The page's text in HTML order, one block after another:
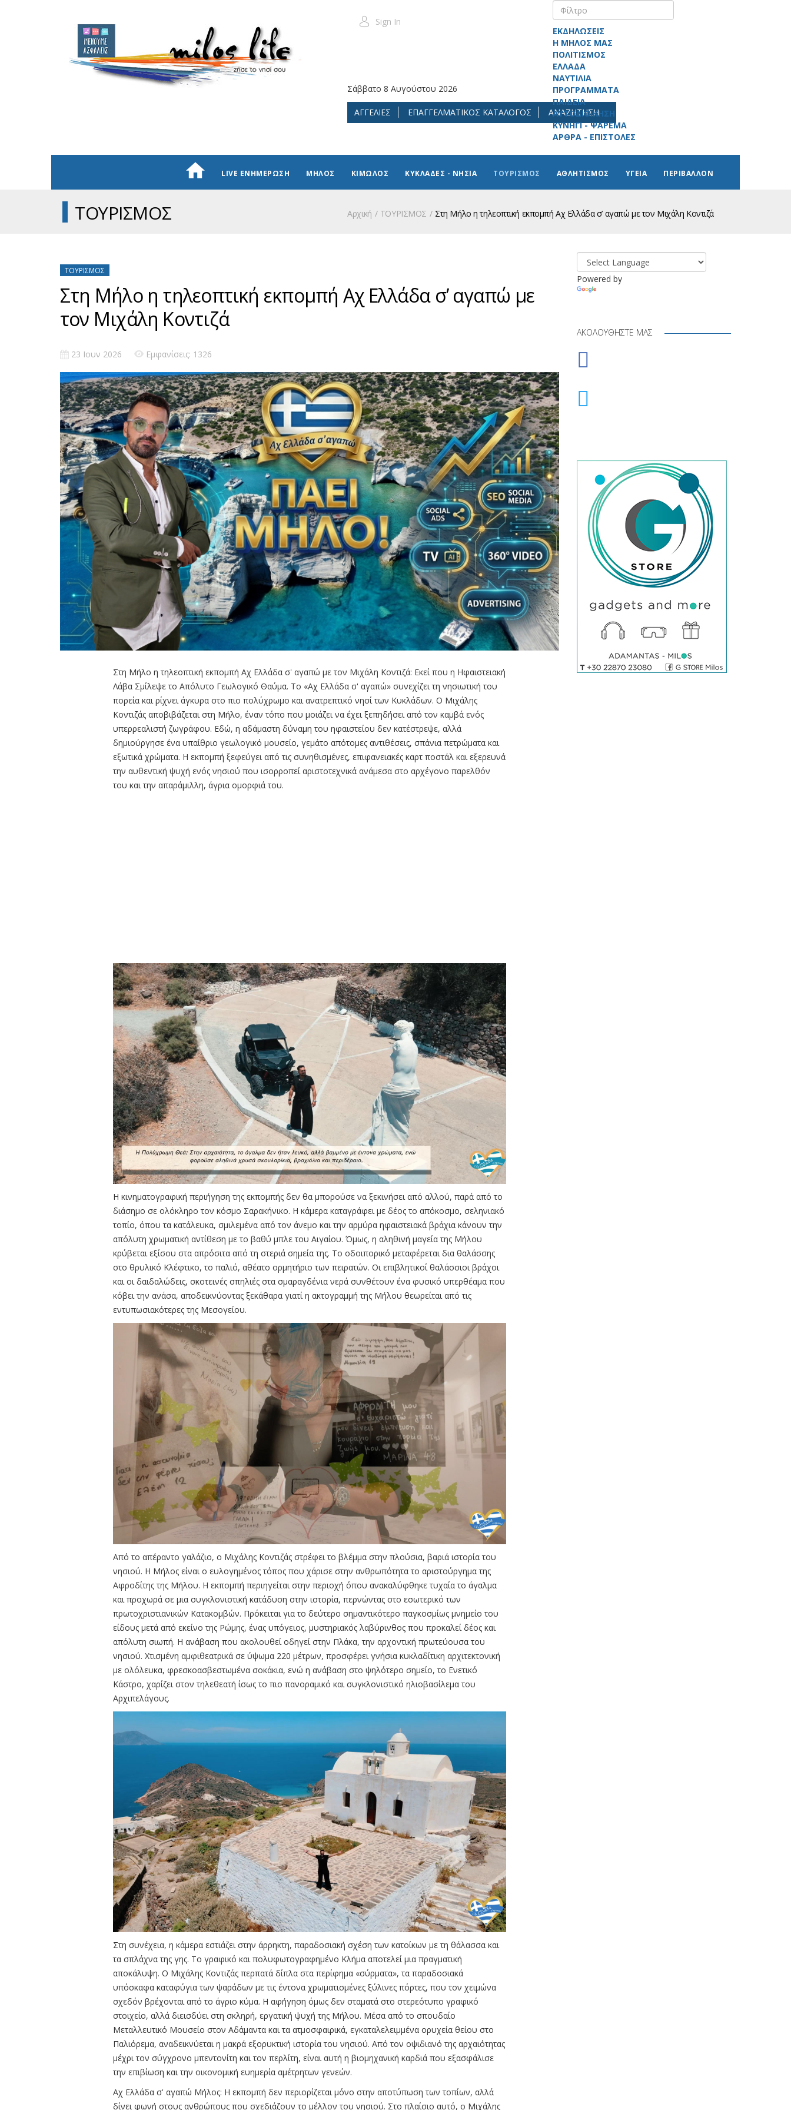
Sign In
Σάββατο 8 Αυγούστου 2026
ΑΓΓΕΛΙΕΣ ΕΠΑΓΓΕΛΜΑΤΙΚΟΣ ΚΑΤΑΛΟΓΟΣ ΑΝΑΖΗΤΗΣΗ
ΕΚΔΗΛΩΣΕΙΣ
Η ΜΗΛΟΣ ΜΑΣ
ΠΟΛΙΤΙΣΜΟΣ
ΕΛΛΑΔΑ
ΝΑΥΤΙΛΙΑ
ΠΡΟΓΡΑΜΜΑΤΑ
ΠΑΙΔΕΙΑ
ΑΥΤΟΔΙΟΙΚΗΣΗ
ΚΥΝΗΓΙ - ΨΑΡΕΜΑ
ΑΡΘΡΑ - ΕΠΙΣΤΟΛΕΣ
LIVE ΕΝΗΜΕΡΩΣΗ ΜΗΛΟΣ ΚΙΜΩΛΟΣ ΚΥΚΛΑΔΕΣ - ΝΗΣΙΑ ΤΟΥΡΙΣΜΟΣ ΑΘΛΗΤΙΣΜΟΣ ΥΓΕΙΑ ΠΕΡΙΒΑΛΛΟΝ
ΤΟΥΡΙΣΜΟΣ Αρχική ΤΟΥΡΙΣΜΟΣ Στη Μήλο η τηλεοπτική εκπομπή Αχ Ελλάδα σ’ αγαπώ με τον Μιχάλη Κοντιζά
ΤΟΥΡΙΣΜΌΣ
Στη Μήλο η τηλεοπτική εκπομπή Αχ Ελλάδα σ’ αγαπώ με
τον Μιχάλη Κοντιζά
23 Ιουν 2026 Εμφανίσεις: 1326
Στη Μήλο η τηλεοπτική εκπομπή Αχ Ελλάδα σ' αγαπώ με τον Μιχάλη Κοντιζά: Εκεί που η Ηφαιστειακή
Λάβα Σμίλεψε το Απόλυτο Γεωλογικό Θαύμα. Το «Αχ Ελλάδα σ' αγαπώ» συνεχίζει τη νησιωτική του
πορεία και ρίχνει άγκυρα στο πιο πολύχρωμο και ανατρεπτικό νησί των Κυκλάδων. Ο Μιχάλης
Κοντιζάς αποβιβάζεται στη Μήλο, έναν τόπο που μοιάζει να έχει ξεπηδήσει από τον καμβά ενός
υπερρεαλιστή ζωγράφου. Εδώ, η αδάμαστη δύναμη του ηφαιστείου δεν κατέστρεψε, αλλά
δημιούργησε ένα υπαίθριο γεωλογικό μουσείο, γεμάτο απότομες αντιθέσεις, σπάνια πετρώματα και
εξωτικά χρώματα. Η εκπομπή ξεφεύγει από τις συνηθισμένες, επιφανειακές καρτ ποστάλ και εξερευνά
την αυθεντική ψυχή ενός νησιού που ισορροπεί αριστοτεχνικά ανάμεσα στο αρχέγονο παρελθόν
του και την απαράμιλλη, άγρια ομορφιά του.
Η κινηματογραφική περιήγηση της εκπομπής δεν θα μπορούσε να ξεκινήσει από αλλού, παρά από το
διάσημο σε ολόκληρο τον κόσμο Σαρακήνικο. Η κάμερα καταγράφει με δέος το απόκοσμο, σεληνιακό
τοπίο, όπου τα κατάλευκα, σμιλεμένα από τον άνεμο και την αρμύρα ηφαιστειακά βράχια κάνουν την
απόλυτη χρωματική αντίθεση με το βαθύ μπλε του Αιγαίου. Όμως, η αληθινή μαγεία της Μήλου
κρύβεται εξίσου στα απρόσιτα από τη στεριά σημεία της. Το οδοιπορικό μεταφέρεται δια θαλάσσης
στο θρυλικό Κλέφτικο, το παλιό, αθέατο ορμητήριο των πειρατών. Οι επιβλητικοί θαλάσσιοι βράχοι
και οι δαιδαλώδεις, σκοτεινές σπηλιές στα σμαραγδένια νερά συνθέτουν ένα φυσικό υπερθέαμα που
κόβει την ανάσα, αποδεικνύοντας ξεκάθαρα γιατί η ακτογραμμή της Μήλου θεωρείται από τις
εντυπωσιακότερες της Μεσογείου.
Από το απέραντο γαλάζιο, ο Μιχάλης Κοντιζάς στρέφει το βλέμμα στην πλούσια, βαριά ιστορία του
νησιού. Η Μήλος είναι ο ευλογημένος τόπος που χάρισε στην ανθρωπότητα το αριστούργημα της
Αφροδίτης της Μήλου. Η εκπομπή περιηγείται στην περιοχή όπου ανακαλύφθηκε τυχαία το άγαλμα
και προχωρά σε μια συγκλονιστική κατάδυση στην ιστορία, περνώντας στο εσωτερικό των
πρωτοχριστιανικών Κατακομβών. Πρόκειται για το δεύτερο σημαντικότερο παγκοσμίως μνημείο του
είδους μετά από εκείνο της Ρώμης, ένας υπόγειος, μυστηριακός λαβύρινθος που προκαλεί δέος και
απόλυτη σιωπή. Η ανάβαση που ακολουθεί οδηγεί στην Πλάκα, την αρχοντική πρωτεύουσα του
νησιού. Χτισμένη αμφιθεατρικά σε ύψωμα 220 μέτρων, προσφέρει γνήσια κυκλαδίτικη αρχιτεκτονική
με ολόλευκα, φρεσκοασβεστωμένα σοκάκια, ενώ η ανάβαση στο ψηλότερο σημείο, το Ενετικό
Κάστρο, χαρίζει στον τηλεθεατή ίσως το πιο πανοραμικό και συγκλονιστικό ηλιοβασίλεμα του
Αρχιπελάγους.
Στη συνέχεια, η κάμερα εστιάζει στην άρρηκτη, παραδοσιακή σχέση των κατοίκων με τη θάλασσα και
τα σπλάχνα της γης. Το γραφικό και πολυφωτογραφημένο Κλήμα αποτελεί μια πραγματική
αποκάλυψη. Ο Μιχάλης Κοντιζάς περπατά δίπλα στα περίφημα «σύρματα», τα παραδοσιακά
υπόσκαφα καταφύγια των ψαράδων με τις έντονα χρωματισμένες ξύλινες πόρτες, που τον χειμώνα
σχεδόν βρέχονται από το άγριο κύμα. Η αφήγηση όμως δεν σταματά στο στερεότυπο γραφικό
στοιχείο, αλλά διεισδύει στη σκληρή, εργατική ψυχή της Μήλου. Μέσα από το σπουδαίο
Μεταλλευτικό Μουσείο στον Αδάμαντα και τα ατμοσφαιρικά, εγκαταλελειμμένα ορυχεία θείου στο
Παλιόρεμα, αναδεικνύεται η μακρά εξορυκτική ιστορία του νησιού. Από τον οψιδιανό της αρχαιότητας
μέχρι τον σύγχρονο μπεντονίτη και τον περλίτη, είναι αυτή η βιομηχανική καρδιά που εξασφάλισε
την επιβίωση και την οικονομική ευημερία αμέτρητων γενεών.
Αχ Ελλάδα σ' αγαπώ Μήλος: Η εκπομπή δεν περιορίζεται μόνο στην αποτύπωση των τοπίων, αλλά
δίνει φωνή στους ανθρώπους που σχεδιάζουν το μέλλον του νησιού. Στο πλαίσιο αυτό, ο Μιχάλης
Powered by
ΑΚΟΛΟΥΘΉΣΤΕ ΜΑΣ